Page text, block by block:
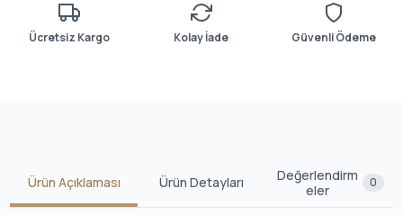
Ücretsiz Kargo Kolay İade Güvenli Ödeme
Ürün Açıklaması Ürün Detayları
Değerlendirm
eler
0